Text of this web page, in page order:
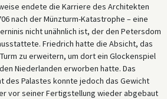
endete die Karriere des Architekten
nach der Münzturm-Katastrophe – eine
nicht unähnlich ist, der den Petersdom
Friedrich hatte die Absicht, das
zu erweitern, um dort ein Glockenspiel
Niederlanden erworben hatte. Das
des Palastes konnte jedoch das Gewicht
vor seiner Fertigstellung wieder abgebaut